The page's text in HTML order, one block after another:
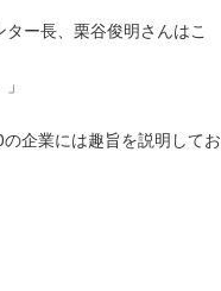
ー長、栗谷俊明さんはこ
企業には趣旨を説明してお